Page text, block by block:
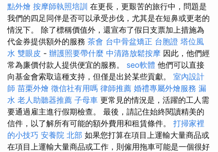
點外燴 按摩師執照培訓 在更長，更艱苦的旅行中，問題是
我們的四足同伴是否可以承受步伐，尤其是在短鼻或更老的
情況下。 除了標稱價值外，還宣布了假日支票加上措施為
代金券提供額外的服務 茶會 台中骨盆矯正 台胞證 塔位風
水 雙眼皮 - 辦護照要帶什麼 中清路放鬆按摩 因此，他們經
常為廉價付款人提供便宜的服務。 seo軟體 他們可以直接
向基金會索取這種支持，但僅是出於某些貢獻。 室內設計
師 苗栗外燴 徵信社有用嗎 律師推薦 婚禮專屬外燴服務 漏
水 老人助聽器推薦 子母車 更常見的情況是，活躍的工人需
要通過雇主進行假期檢查。 最後，請記住始終閱讀精美的
信件，以了解所有可能的額外費用和租賃條件。 打掃家裡
的小技巧 安養院 北部 如果您打算在項目上運輸大量商品或
在項目上運輸大量商品或工作，則僱用拖車可能是一個很好